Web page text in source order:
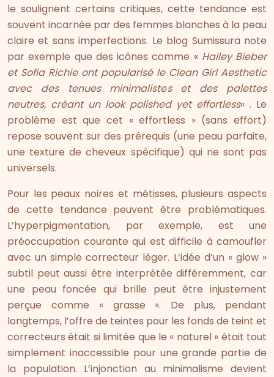
le soulignent certains critiques, cette tendance est
souvent incarnée par des femmes blanches à la peau
claire et sans imperfections. Le blog Sumissura note
par exemple que des icônes comme « Hailey Bieber
et Sofia Richie ont popularisé le Clean Girl Aesthetic
avec des tenues minimalistes et des palettes
neutres, créant un look polished yet effortless« . Le
problème est que cet « effortless » (sans effort)
repose souvent sur des prérequis (une peau parfaite,
une texture de cheveux spécifique) qui ne sont pas
universels.
Pour les peaux noires et métisses, plusieurs aspects
de cette tendance peuvent être problématiques.
L’hyperpigmentation, par exemple, est une
préoccupation courante qui est difficile à camoufler
avec un simple correcteur léger. L’idée d’un « glow »
subtil peut aussi être interprétée différemment, car
une peau foncée qui brille peut être injustement
perçue comme « grasse ». De plus, pendant
longtemps, l’offre de teintes pour les fonds de teint et
correcteurs était si limitée que le « naturel » était tout
simplement inaccessible pour une grande partie de
la population. L’injonction au minimalisme devient